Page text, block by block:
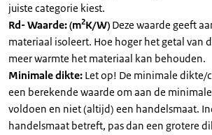
juiste categorie kiest.
Rd- Waarde: (m2K/W) Deze waarde geeft
materiaal isoleert. Hoe hoger het getal van
meer warmte het materiaal kan behouden.
Minimale dikte: Let op! De minimale dikte/
een berekende waarde om aan de
voldoen en niet (altijd) een handelsmaat.
handelsmaat betreft, pas dan een grotere